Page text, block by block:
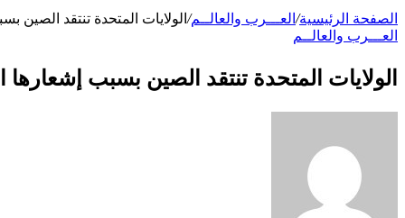
الصفحة الرئيسية/ العـــرب والعالــم/ الولايات المتحدة تنتقد الصين
العـــرب والعالــم
الولايات المتحدة تنتقد الصين بسبب